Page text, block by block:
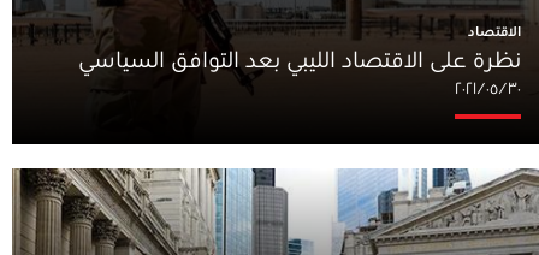
الاقتصاد
نظرة على الاقتصاد الليبي بعد التوافق السياسي
٣٠‏/٠٥‏/٢٠٢١